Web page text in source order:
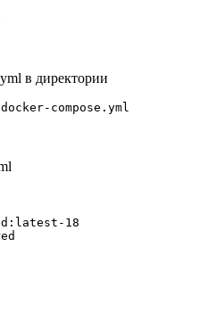
в директории
compose.yml
18